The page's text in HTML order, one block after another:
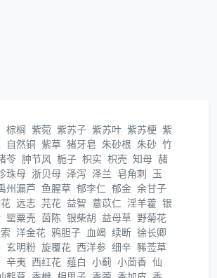
棕榈 紫菀 紫苏子 紫苏叶 紫苏梗 紫
自然铜 紫草 猪牙皂 朱砂根 朱砂 竹
苓 肿节风 栀子 枳实 枳壳 知母 赭
珠母 浙贝母 泽泻 泽兰 皂角刺 玉
州漏芦 鱼腥草 郁李仁 郁金 余甘子
远志 芫花 益智 薏苡仁 淫羊藿 银
罂粟壳 茵陈 银柴胡 益母草 野菊花
洋金花 鸦胆子 血竭 续断 徐长卿
玄明粉 旋覆花 西洋参 细辛 豨莶草
辛夷 西红花 薤白 小蓟 小茴香 仙